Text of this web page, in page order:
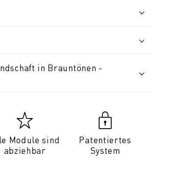
in Brauntönen -
Module sind
abziehbar
Patentiertes
System